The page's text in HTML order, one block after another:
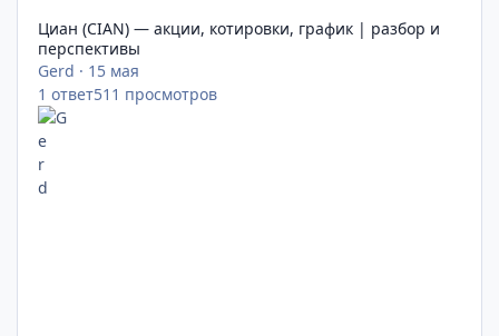
Циан (CIAN) — акции, котировки, график | разбор и
перспективы
Gerd · 15 мая
1 ответ511 просмотров